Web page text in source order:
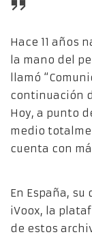
Hace 11 años
la mano del
llamó
continuación
Hoy, a punto
medio
cuenta con
En España,
iVoox, la
de estos